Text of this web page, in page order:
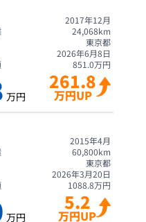
2017年12月
24,068km
東京都
2026年6月8日
851.0万円
万円
261.8
万円UP
2015年4月
60,800km
東京都
2026年3月20日
1088.8万円
万円
5.2
万円UP